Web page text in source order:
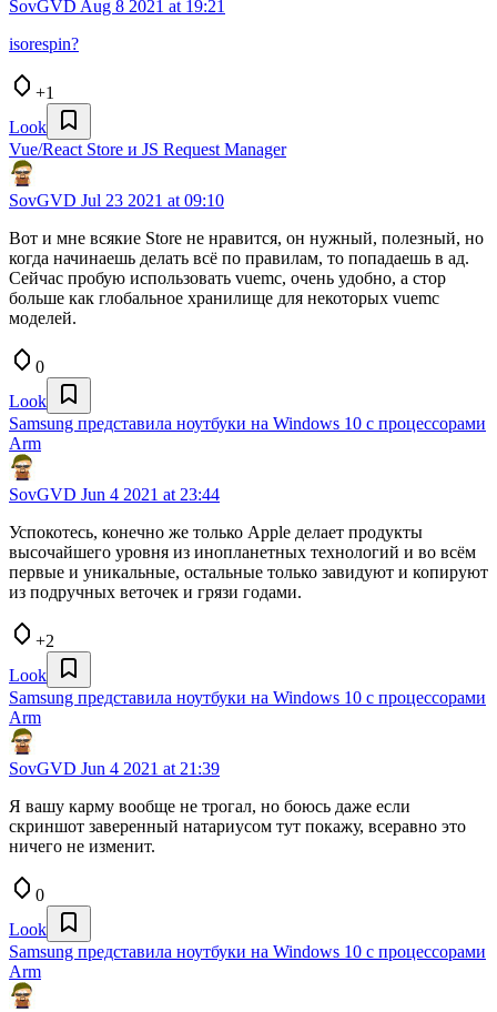
SovGVD Aug 8 2021 at 19:21
isorespin?
+1
Look
Vue/React Store и JS Request Manager
SovGVD Jul 23 2021 at 09:10
Вот и мне всякие Store не нравится, он нужный, полезный, но
когда начинаешь делать всё по правилам, то попадаешь в ад.
Сейчас пробую использовать vuemc, очень удобно, а стор
больше как глобальное хранилище для некоторых vuemc
моделей.
0
Look
Samsung представила ноутбуки на Windows 10 с процессорами
Arm
SovGVD Jun 4 2021 at 23:44
Успокотесь, конечно же только Apple делает продукты
высочайшего уровня из инопланетных технологий и во всём
первые и уникальные, остальные только завидуют и копируют
из подручных веточек и грязи годами.
+2
Look
Samsung представила ноутбуки на Windows 10 с процессорами
Arm
SovGVD Jun 4 2021 at 21:39
Я вашу карму вообще не трогал, но боюсь даже если
скриншот заверенный натариусом тут покажу, всеравно это
ничего не изменит.
0
Look
Samsung представила ноутбуки на Windows 10 с процессорами
Arm